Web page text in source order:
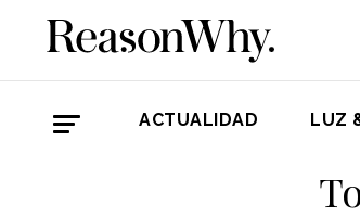
ACTUALIDAD LUZ